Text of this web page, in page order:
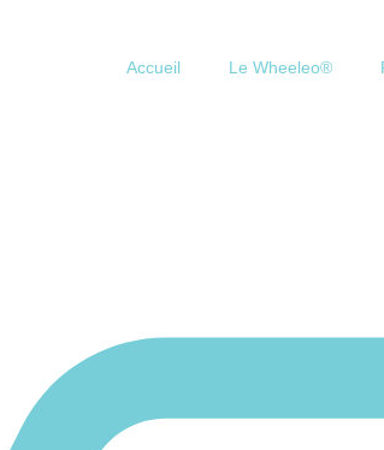
Accueil Le Wheeleo®